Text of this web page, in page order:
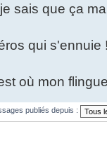
sais que ça
qui s'ennuie
où mon
publiés depuis :